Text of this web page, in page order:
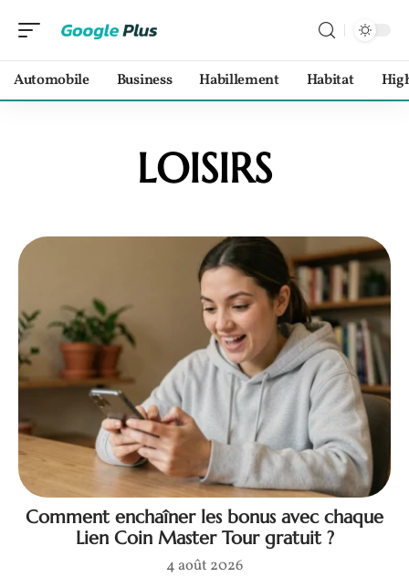
Automobile Business Habillement Habitat
LOISIRS
Comment enchaîner les bonus avec chaque
Lien Coin Master Tour gratuit ?
4 août 2026